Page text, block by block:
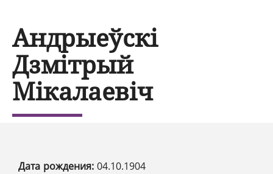
Андрыеўскі
Дзмітрый
Мікалаевіч
Дата рождения: 04.10.1904